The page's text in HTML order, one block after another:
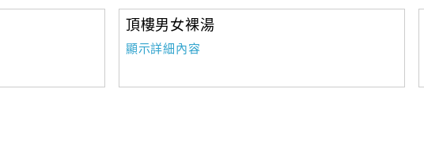
頂樓男女裸湯
顯示詳細內容